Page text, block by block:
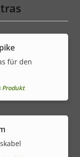
für den
Produkt